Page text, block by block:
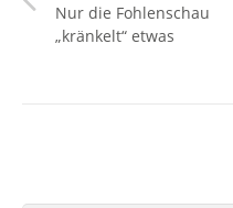
Nur die Fohlenschau
„kränkelt“ etwas